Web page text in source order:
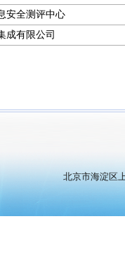
安全测评中心
成有限公司
北京市海淀区